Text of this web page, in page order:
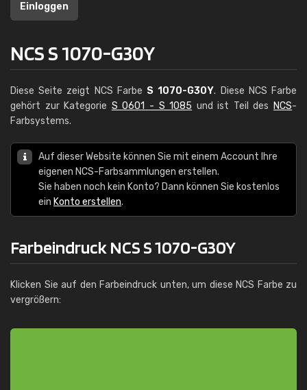
Einloggen
NCS S 1070-G30Y
Diese Seite zeigt NCS Farbe S 1070-G30Y. Diese NCS Farbe
gehört zur Kategorie S 0601 - S 1085 und ist Teil des NCS-
Farbsystems.
Auf dieser Website können Sie mit einem Account Ihre
eigenen NCS-Farbsammlungen erstellen.
Sie haben noch kein Konto? Dann können Sie kostenlos
ein Konto erstellen.
Farbeindruck NCS S 1070-G30Y
Klicken Sie auf den Farbeindruck unten, um diese NCS Farbe zu
vergrößern: